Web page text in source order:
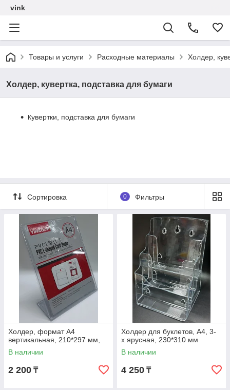
vink
Товары и услуги Расходные материалы Холдер,
Холдер, кувертка, подставка для бумаги
Кувертки, подставка для бумаги
Сортировка 0 Фильтры
Холдер, формат А4
вертикальная, 210*297 мм,
В наличии
2 200 ₸
Холдер для буклетов, А4, 3-
х ярусная, 230*310 мм
В наличии
4 250 ₸